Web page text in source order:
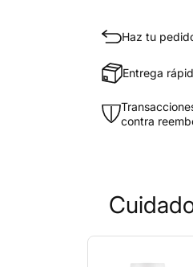
Haz tu
Entrega
contra